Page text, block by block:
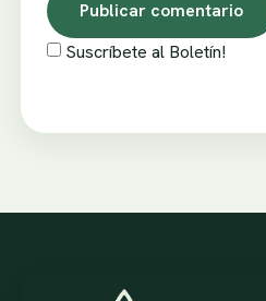
Suscríbete al Boletín!